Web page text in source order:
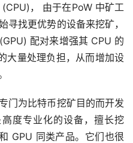
， 由于在PoW 中矿工
寻找更优势的设备来挖矿，
配对来增强其 CPU 的
大量处理负担，从而增加设
门为比特币挖矿目的而开发
度专业化的设备，擅长挖
GPU 同类产品。它们也很